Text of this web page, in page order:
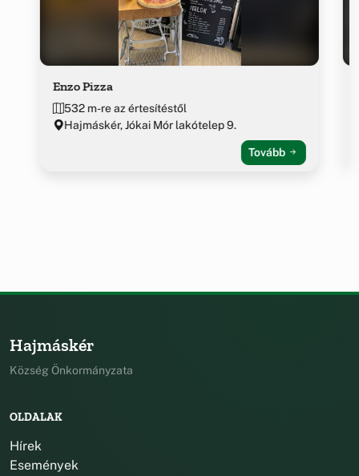
Enzo Pizza
532 m-re az értesítéstől
Hajmáskér, Jókai Mór lakótelep 9.
Tovább
Hajmáskér
Község Önkormányzata
OLDALAK
Hírek
Események